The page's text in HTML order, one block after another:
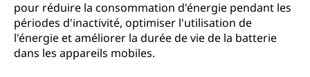
pour réduire la consommation d'énergie pendant les
périodes d'inactivité, optimiser l'utilisation de
l'énergie et améliorer la durée de vie de la batterie
dans les appareils mobiles.